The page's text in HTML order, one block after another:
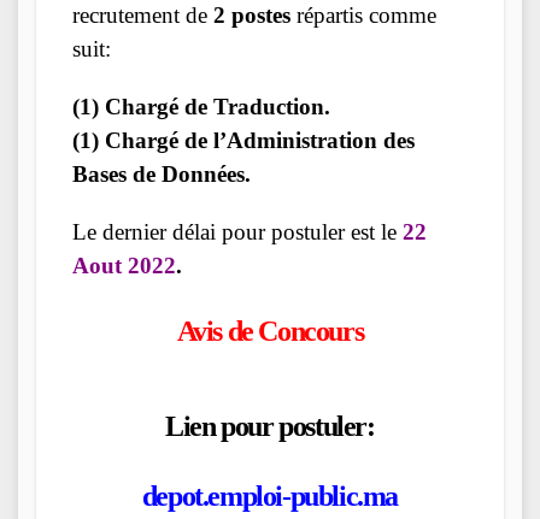
recrutement de 2 postes répartis comme
suit:
(1) Chargé de Traduction.
(1) Chargé de l’Administration des
Bases de Données.
Le dernier délai pour postuler est le 22
Aout 2022.
Avis de Concours
Lien pour postuler:
depot.emploi-public.ma